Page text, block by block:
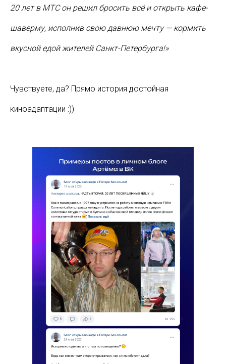
20 лет в МТС он решил бросить всё и открыть кафе-
шаверму, исполнив свою давнюю мечту — кормить
вкусной едой жителей Санкт-Петербурга!»
Чувствуете, да? Прямо история достойная
киноадаптации :))